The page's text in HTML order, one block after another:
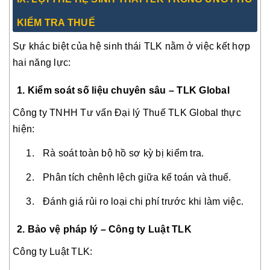
KIỂM TRA THUẾ
Sự khác biệt của hệ sinh thái TLK nằm ở việc kết hợp
hai năng lực:
1. Kiểm soát số liệu chuyên sâu – TLK Global
Công ty TNHH Tư vấn Đại lý Thuế TLK Global thực
hiện:
Rà soát toàn bộ hồ sơ kỳ bị kiểm tra.
Phân tích chênh lệch giữa kế toán và thuế.
Đánh giá rủi ro loại chi phí trước khi làm việc.
2. Bảo vệ pháp lý – Công ty Luật TLK
Công ty Luật TLK: